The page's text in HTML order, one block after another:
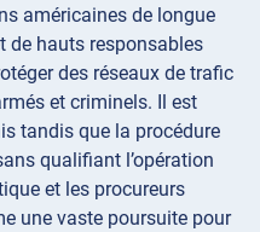
américaines de longue
de hauts responsables
des réseaux de trafic
et criminels. Il est
tandis que la procédure
qualifiant l’opération
et les procureurs
une vaste poursuite pour